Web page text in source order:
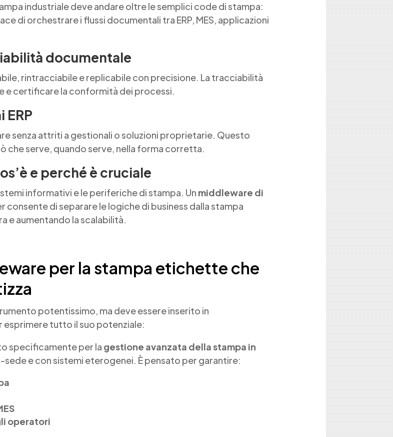
industriale deve andare oltre le semplici code di stampa:
di orchestrare i flussi documentali tra ERP, MES, applicazioni
documentale
rintracciabile e replicabile con precisione. La tracciabilità
e certificare la conformità dei processi.
senza attriti a gestionali o soluzioni proprietarie. Questo
che serve, quando serve, nella forma corretta.
e perché è cruciale
informativi e le periferiche di stampa. Un middleware di
consente di separare le logiche di business dalla stampa
e aumentando la scalabilità.
per la stampa etichette che
potentissimo, ma deve essere inserito in
esprimere tutto il suo potenziale:
specificamente per la gestione avanzata della stampa in
sede e con sistemi eterogenei. È pensato per garantire:
operatori